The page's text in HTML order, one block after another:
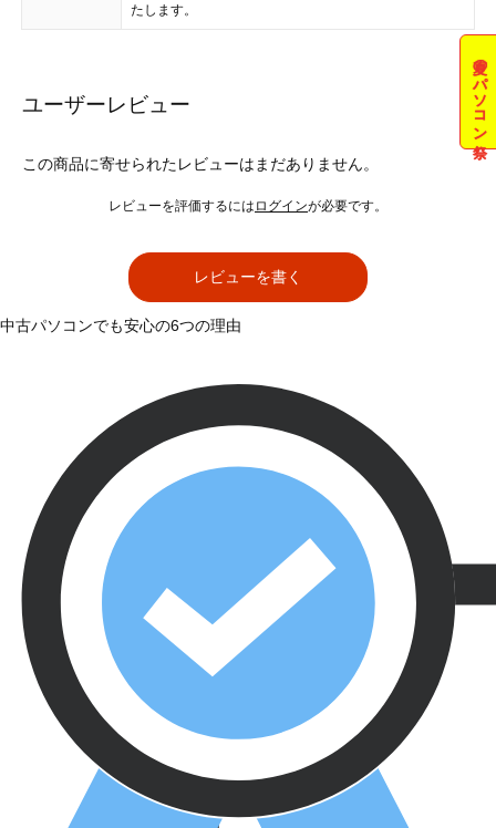
たします。
ユーザーレビュー
この商品に寄せられたレビューはまだありません。
レビューを評価するには ログインが必要です。
レビューを書く
夏のパソコン祭
中古パソコンでも安心の6つの理由